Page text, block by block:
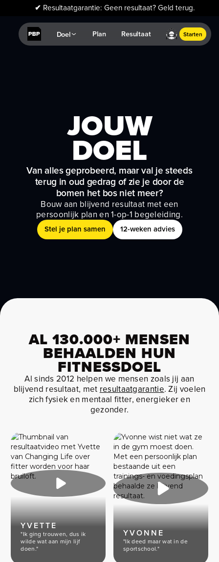
✔ Resultaatgarantie: Geen resultaat? Geld terug.
Doel Plan Resultaat Starten
JOUW
PLAN
Van alles geprobeerd, maar val je steeds
terug in oud gedrag of zie je door de
bomen het bos niet meer?
Bouw aan blijvend resultaat met een
persoonlijk plan en 1-op-1 begeleiding.
Stel je plan samen 12-weken advies
AL 130.000+ MENSEN
BEHAALDEN HUN
FITNESSDOEL
Al sinds 2012 helpen we mensen zoals jij aan
blijvend resultaat, met resultaatgarantie. Zij voelen
zich fysiek en mentaal fitter, energieker en
gezonder.
YVETTE
"Ik ging trouwen, dus ik
wilde wat aan mijn lijf
doen."
YVONNE
"Ik deed maar wat in de
sportschool."